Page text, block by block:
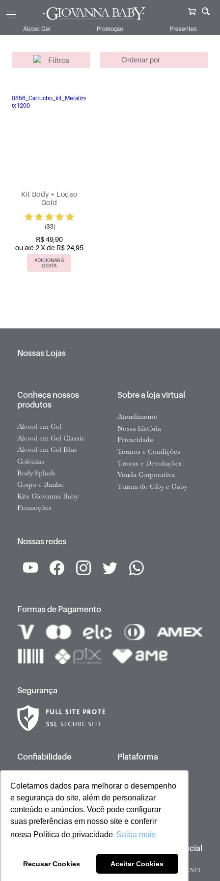
Coletamos dados para melhorar o desempenho
e segurança do site, além de personalizar
conteúdo e anúncios. Você pode configurar
suas preferências em nosso site e conferir
nossa Política de privacidade Saiba mais
Recusar Cookies Aceitar Cookies
Álcool Gel Promoção Presentes
Giovanna Baby Kits Para Ela Giovanna Baby
Filtros
Kit Body + Loção
Gold
(33)
R$ 49,90
ou até 2 X de R$ 24,95
ADICIONAR À
CESTA
Nossas Lojas
Conheça nossos
produtos
Álcool em Gel
Álcool em Gel Classic
Álcool em Gel Blue
Colônias
Body Splash
Corpo e Banho
Kits Giovanna Baby
Promoções
Sobre a loja virtual
Atendimento
Nossa história
Privacidade
Termos e Condições
Trocas e Devoluções
Venda Corporativa
Turma do Giby e Gaby
Nossas redes
Formas de Pagamento
Segurança
Confiabilidade Plataforma
Desenvolvido por
Copyright © 2023 Giovanna Baby | Licença Oficial
- Todos os direitos reservados
Sob gestão de: Scienza Ecommerce Comercio de Cosméticos - CNPJ